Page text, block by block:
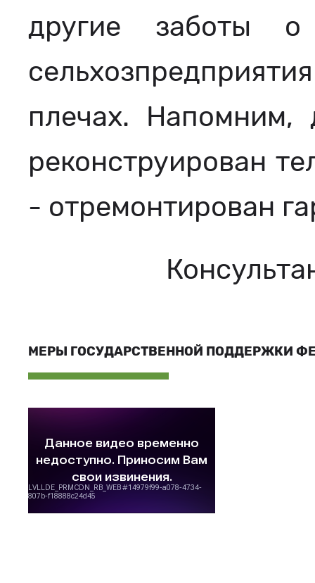
МЕРЫ ГОСУДАРСТВЕННОЙ ПОДДЕРЖКИ
другие заботы
плечах. Напомним,
реконструирован
- отремонтирован